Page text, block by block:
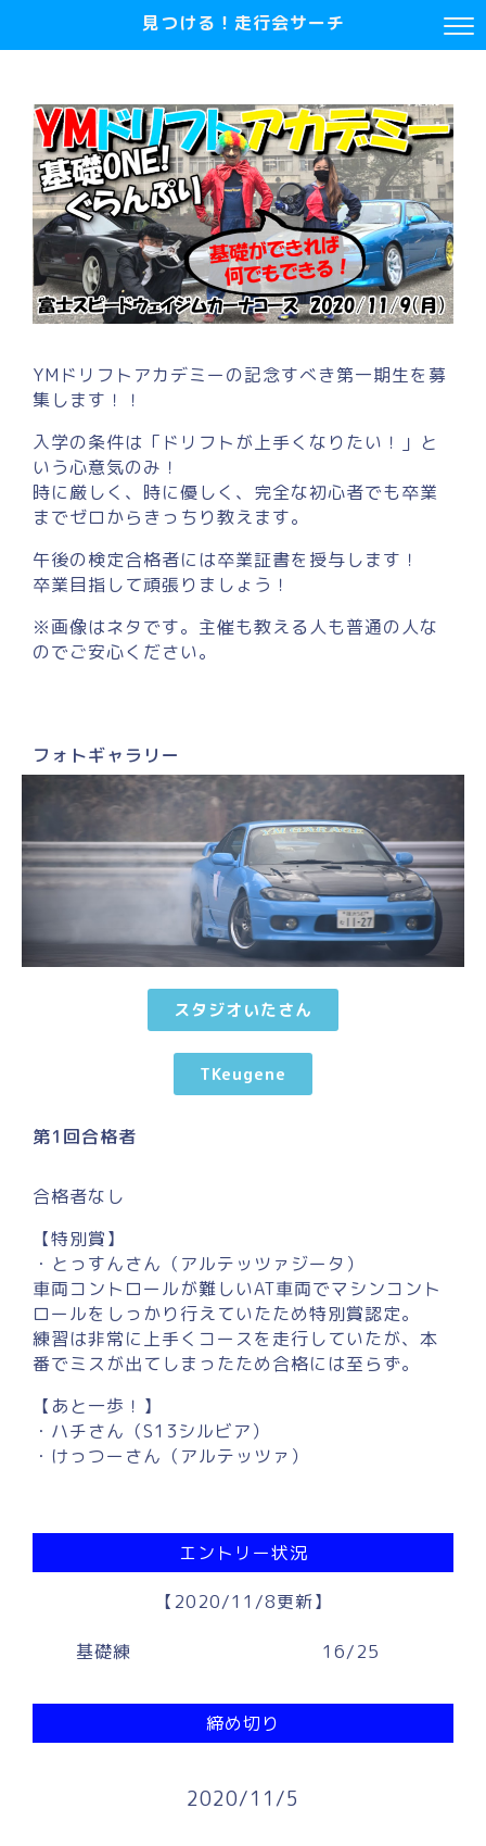
見つける！走行会サーチ
YMドリフトアカデミーの記念すべき第一期生を募
集します！！
入学の条件は「ドリフトが上手くなりたい！」と
いう心意気のみ！
時に厳しく、時に優しく、完全な初心者でも卒業
までゼロからきっちり教えます。
午後の検定合格者には卒業証書を授与します！
卒業目指して頑張りましょう！
※画像はネタです。主催も教える人も普通の人な
のでご安心ください。
フォトギャラリー
スタジオいたさん
TKeugene
第1回合格者
合格者なし
【特別賞】
・とっすんさん（アルテッツァジータ）
車両コントロールが難しいAT車両でマシンコント
ロールをしっかり行えていたため特別賞認定。
練習は非常に上手くコースを走行していたが、本
番でミスが出てしまったため合格には至らず。
【あと一歩！】
・ハチさん（S13シルビア）
・けっつーさん（アルテッツァ）
エントリー状況
【2020/11/8更新】
基礎練 16/25
締め切り
2020/11/5